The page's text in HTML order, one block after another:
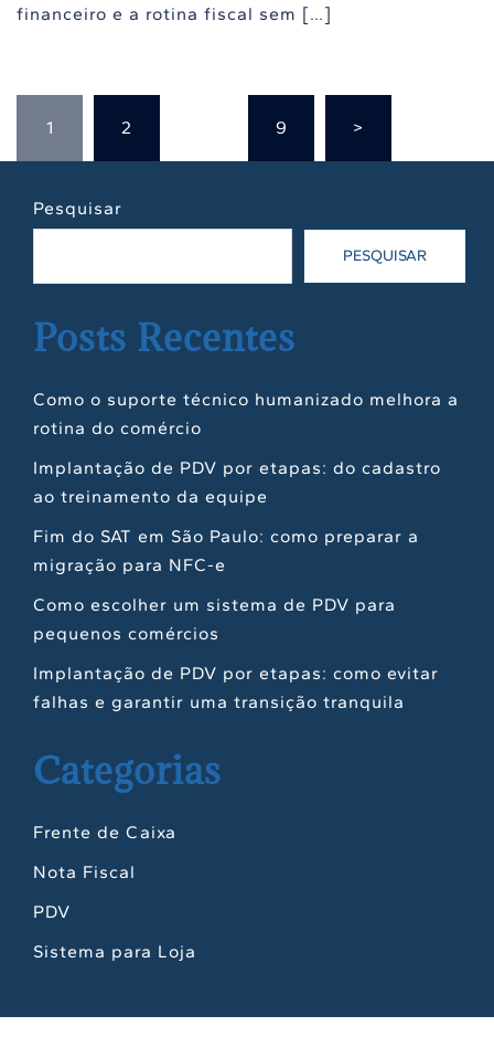
financeiro e a rotina fiscal sem […]
posts
1 2 9 >
Pesquisar
PESQUISAR
Posts Recentes
Como o suporte técnico humanizado melhora a
rotina do comércio
Implantação de PDV por etapas: do cadastro
ao treinamento da equipe
Fim do SAT em São Paulo: como preparar a
migração para NFC-e
Como escolher um sistema de PDV para
pequenos comércios
Implantação de PDV por etapas: como evitar
falhas e garantir uma transição tranquila
Categorias
Frente de Caixa
Nota Fiscal
PDV
Sistema para Loja